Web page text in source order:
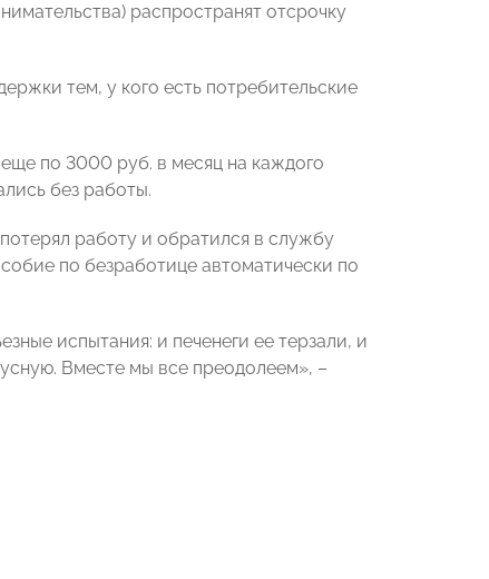
распространят отсрочку
тем, у кого есть потребительские
по 3000 руб. в месяц на каждого
без работы.
работу и обратился в службу
по безработице автоматически по
испытания: и печенеги ее терзали, и
Вместе мы все преодолеем», –